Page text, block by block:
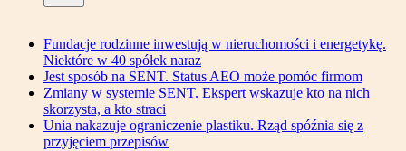
Fundacje rodzinne inwestują w nieruchomości i energetykę.
Niektóre w 40 spółek naraz
Jest sposób na SENT. Status AEO może pomóc firmom
Zmiany w systemie SENT. Ekspert wskazuje kto na nich
skorzysta, a kto straci
Unia nakazuje ograniczenie plastiku. Rząd spóźnia się z
przyjęciem przepisów